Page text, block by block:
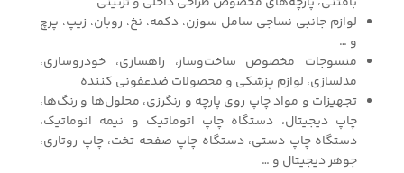
لوازم جانبی نساجی سامل سوزن، دکمه، نخ، روبان، زیپ، پرچ
و …
منسوجات مخصوص ساخت‌وساز، راهسازی، خودروسازی،
مدلسازی، لوازم پزشکی و محصولات ضدعفونی کننده
تجهیزات و مواد چاپ روی پارچه و رنگرزی، محلول‌ها و رنگ‌ها،
چاپ دیجیتال، دستگاه چاپ اتوماتیک و نیمه انوماتیک،
دستگاه چاپ دستی، دستگاه چاپ صفحه تخت، چاپ روتاری،
جوهر دیجیتال و …